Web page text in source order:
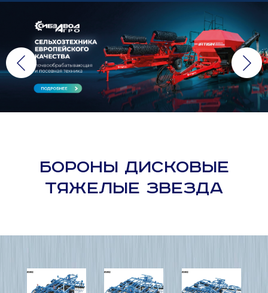
БОРОНЫ ДИСКОВЫЕ
ТЯЖЕЛЫЕ ЗВЕЗДА